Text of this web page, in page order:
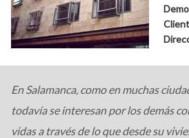
En Salamanca, como en muchas
todavía se interesan por los demás
vidas a través de lo que desde su